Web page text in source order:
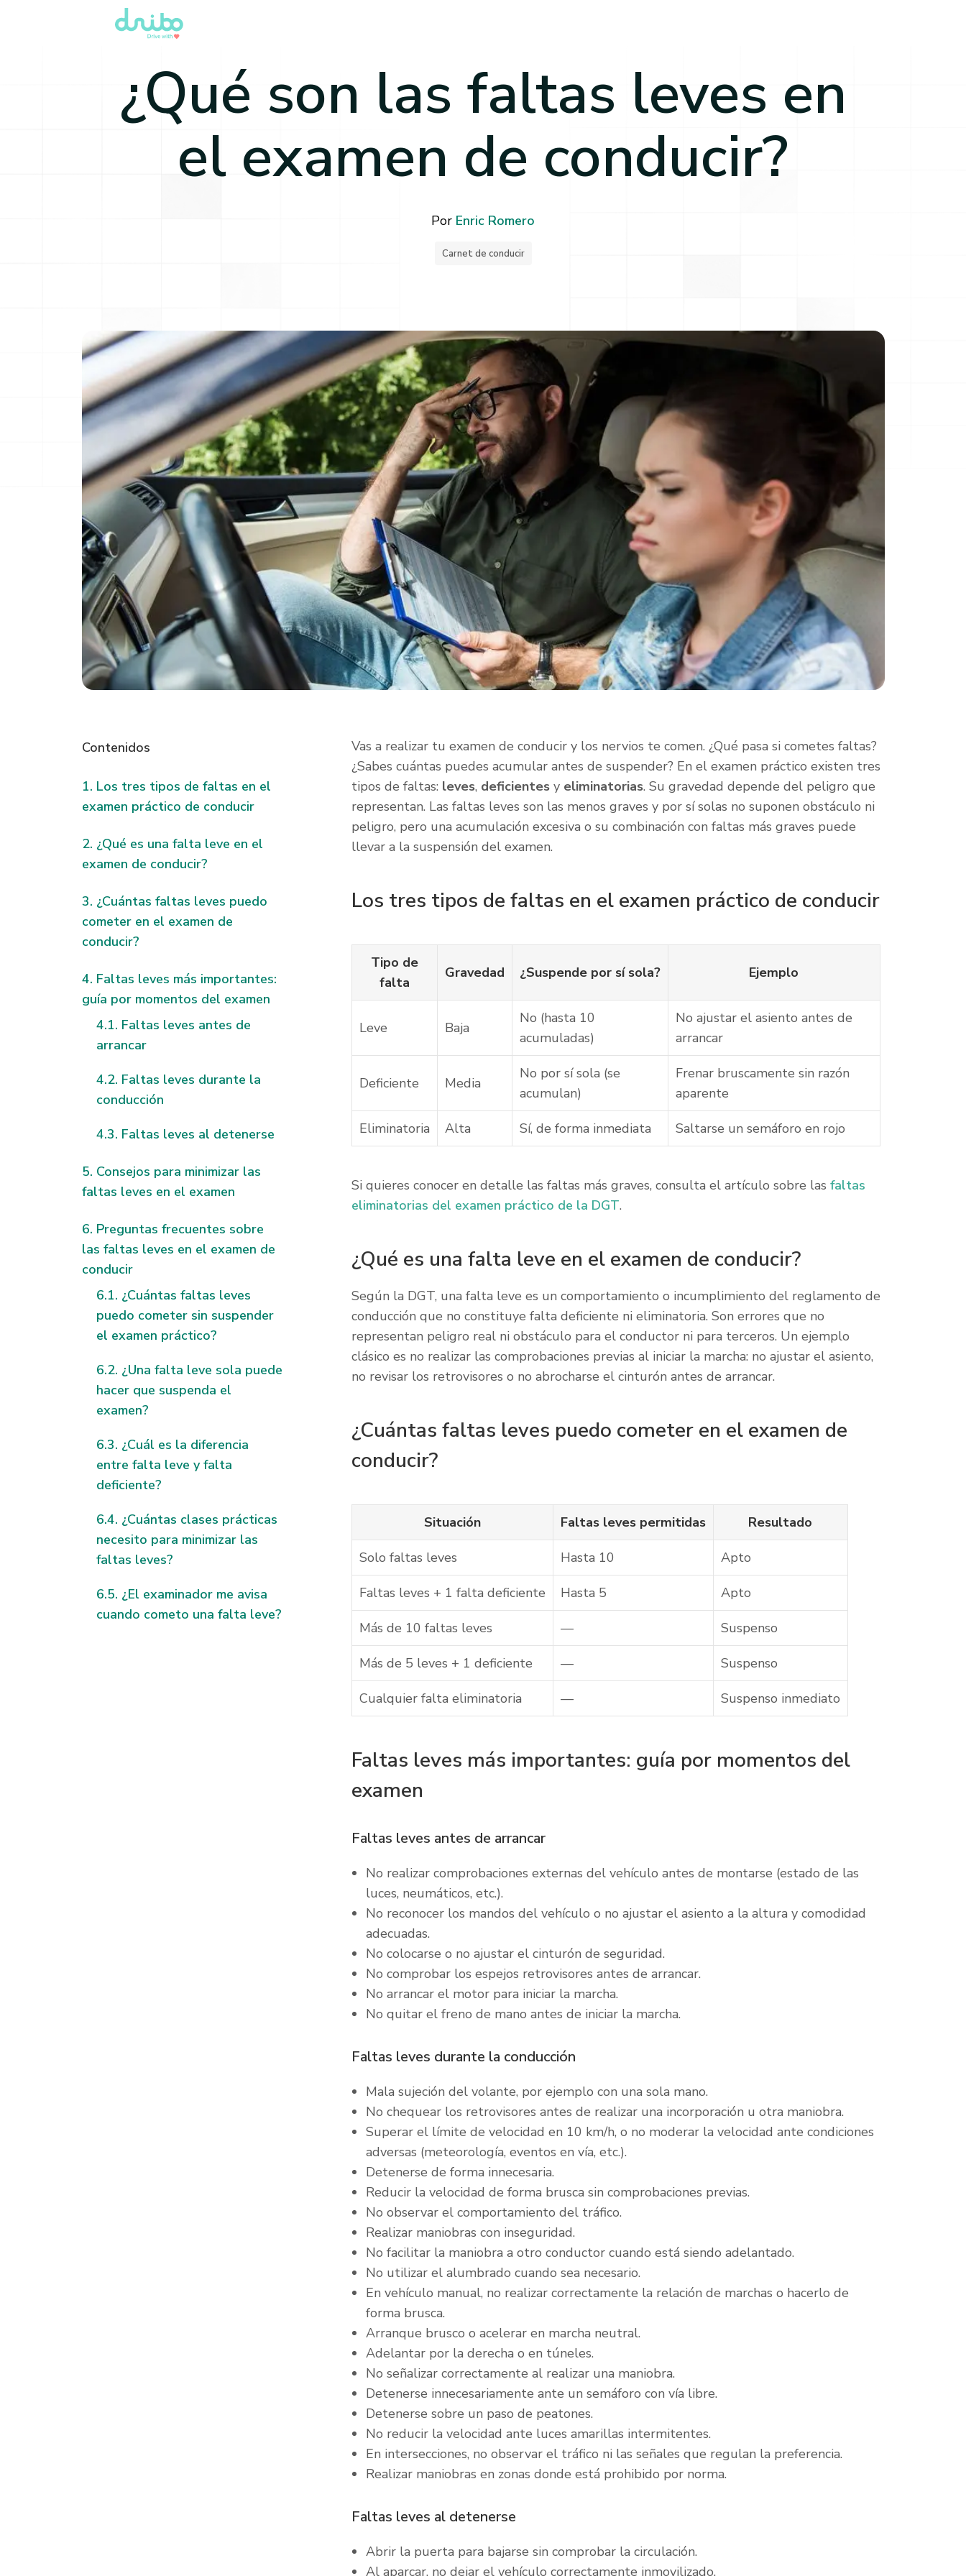
¿Qué son las faltas leves en
el examen de conducir?
Por Enric Romero
Carnet de conducir
Contenidos
Los tres tipos de faltas en el
examen práctico de conducir
¿Qué es una falta leve en el
examen de conducir?
¿Cuántas faltas leves puedo
cometer en el examen de
conducir?
Faltas leves más importantes:
guía por momentos del examen
Faltas leves antes de
arrancar
Faltas leves durante la
conducción
Faltas leves al detenerse
Consejos para minimizar las
faltas leves en el examen
Preguntas frecuentes sobre
las faltas leves en el examen de
conducir
¿Cuántas faltas leves
puedo cometer sin suspender
el examen práctico?
¿Una falta leve sola puede
hacer que suspenda el
examen?
¿Cuál es la diferencia
entre falta leve y falta
deficiente?
¿Cuántas clases prácticas
necesito para minimizar las
faltas leves?
¿El examinador me avisa
cuando cometo una falta leve?
Vas a realizar tu examen de conducir y los nervios te comen. ¿Qué pasa si cometes faltas?
¿Sabes cuántas puedes acumular antes de suspender? En el examen práctico existen tres
tipos de faltas: leves, deficientesy eliminatorias. Su gravedad depende del peligro que
representan. Las faltas leves son las menos graves y por sí solas no suponen obstáculo ni
peligro, pero una acumulación excesiva o su combinación con faltas más graves puede
llevar a la suspensión del examen.
Los tres tipos de faltas en el examen práctico de conducir
Tipo de
falta
Gravedad ¿Suspende por sí sola? Ejemplo
Leve Baja
No (hasta 10
acumuladas)
No ajustar el asiento antes de
arrancar
Deficiente Media
No por sí sola (se
acumulan)
Frenar bruscamente sin razón
aparente
Eliminatoria Alta Sí, de forma inmediata Saltarse un semáforo en rojo
Si quieres conocer en detalle las faltas más graves, consulta el artículo sobre las faltas
eliminatorias del examen práctico de la DGT.
¿Qué es una falta leve en el examen de conducir?
Según la DGT, una falta leve es un comportamiento o incumplimiento del reglamento de
conducción que no constituye falta deficiente ni eliminatoria. Son errores que no
representan peligro real ni obstáculo para el conductor ni para terceros. Un ejemplo
clásico es no realizar las comprobaciones previas al iniciar la marcha: no ajustar el asiento,
no revisar los retrovisores o no abrocharse el cinturón antes de arrancar.
¿Cuántas faltas leves puedo cometer en el examen de
conducir?
Situación Faltas leves permitidas Resultado
Solo faltas leves Hasta 10 Apto
Faltas leves + 1 falta deficiente Hasta 5 Apto
Más de 10 faltas leves — Suspenso
Más de 5 leves + 1 deficiente — Suspenso
Cualquier falta eliminatoria — Suspenso inmediato
Faltas leves más importantes: guía por momentos del
examen
Faltas leves antes de arrancar
No realizar comprobaciones externas del vehículo antes de montarse (estado de las
luces, neumáticos, etc.).
No reconocer los mandos del vehículo o no ajustar el asiento a la altura y comodidad
adecuadas.
No colocarse o no ajustar el cinturón de seguridad.
No comprobar los espejos retrovisores antes de arrancar.
No arrancar el motor para iniciar la marcha.
No quitar el freno de mano antes de iniciar la marcha.
Faltas leves durante la conducción
Mala sujeción del volante, por ejemplo con una sola mano.
No chequear los retrovisores antes de realizar una incorporación u otra maniobra.
Superar el límite de velocidad en 10 km/h, o no moderar la velocidad ante condiciones
adversas (meteorología, eventos en vía, etc.).
Detenerse de forma innecesaria.
Reducir la velocidad de forma brusca sin comprobaciones previas.
No observar el comportamiento del tráfico.
Realizar maniobras con inseguridad.
No facilitar la maniobra a otro conductor cuando está siendo adelantado.
No utilizar el alumbrado cuando sea necesario.
En vehículo manual, no realizar correctamente la relación de marchas o hacerlo de
forma brusca.
Arranque brusco o acelerar en marcha neutral.
Adelantar por la derecha o en túneles.
No señalizar correctamente al realizar una maniobra.
Detenerse innecesariamente ante un semáforo con vía libre.
Detenerse sobre un paso de peatones.
No reducir la velocidad ante luces amarillas intermitentes.
En intersecciones, no observar el tráfico ni las señales que regulan la preferencia.
Realizar maniobras en zonas donde está prohibido por norma.
Faltas leves al detenerse
Abrir la puerta para bajarse sin comprobar la circulación.
Al aparcar, no dejar el vehículo correctamente inmovilizado.